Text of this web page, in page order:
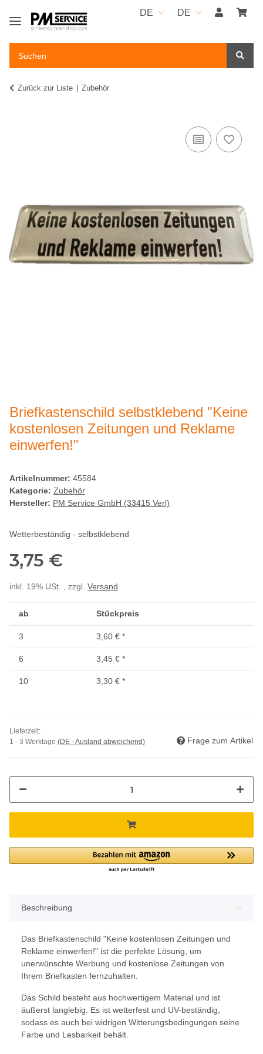
DE DE
Zurück zur Liste Zubehör
Briefkastenschild selbstklebend "Keine
kostenlosen Zeitungen und Reklame
einwerfen!"
Artikelnummer: 45584
Kategorie: Zubehör
Hersteller: PM Service GmbH (33415 Verl)
Wetterbeständig - selbstklebend
3,75 €
inkl. 19% USt. , zzgl. Versand
ab Stückpreis
3 3,60 € *
6 3,45 € *
10 3,30 € *
Lieferzeit:
1 - 3 Werktage (DE - Ausland abweichend) Frage zum Artikel
Beschreibung
Das Briefkastenschild "Keine kostenlosen Zeitungen und
Reklame einwerfen!" ist die perfekte Lösung, um
unerwünschte Werbung und kostenlose Zeitungen von
Ihrem Briefkasten fernzuhalten.
Das Schild besteht aus hochwertigem Material und ist
äußerst langlebig. Es ist wetterfest und UV-beständig,
sodass es auch bei widrigen Witterungsbedingungen seine
Farbe und Lesbarkeit behält.